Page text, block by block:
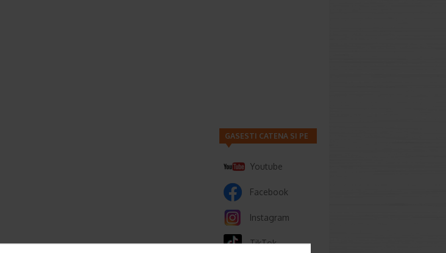
GASESTI CATENA SI PE
Youtube
Facebook
Instagram
TikTok